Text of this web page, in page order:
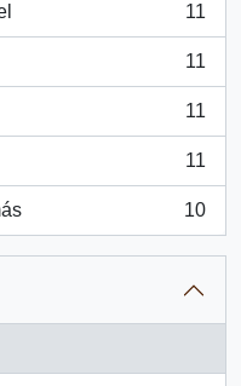
11
11
11
11
10